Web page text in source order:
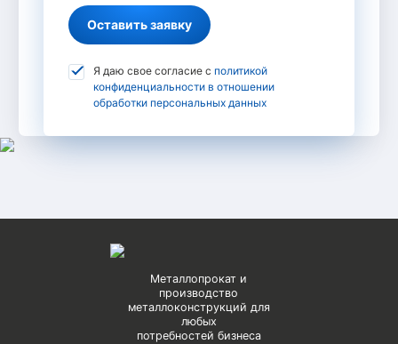
Оставить заявку
Я даю свое согласие с политикой
конфиденциальности в отношении
обработки персональных данных
Металлопрокат и
производство
металлоконструкций для
любых
потребностей бизнеса